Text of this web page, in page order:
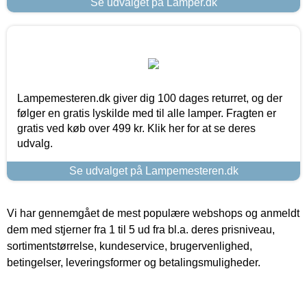
Lampemesteren.dk giver dig 100 dages returret, og der
følger en gratis lyskilde med til alle lamper. Fragten er
gratis ved køb over 499 kr. Klik her for at se deres
udvalg.
Se udvalget på Lampemesteren.dk
Vi har gennemgået de mest populære webshops og anmeldt
dem med stjerner fra 1 til 5 ud fra bl.a. deres prisniveau,
sortimentstørrelse, kundeservice, brugervenlighed,
betingelser, leveringsformer og betalingsmuligheder.